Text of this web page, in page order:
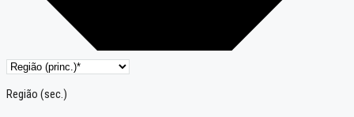
Região (sec.)